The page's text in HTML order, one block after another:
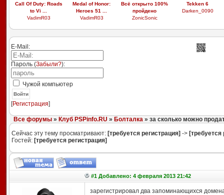
Call Of Duty: Roads
to Vi ...
VadimR03
Medal of Honor:
Heroes 51 ...
VadimR03
Всё открыто 100%
пройдено
ZonicSonic
Tekken 6
Darken_0090
E-Mail:
Пароль (Забыли?):
Чужой компьютер
Войти
[Регистрация]
Все форумы» Клуб PSPinfo.RU » Болталка» за сколько можно
Сейчас эту тему просматривают: [требуется регистрация] -> [требуется
Гостей: [требуется регистрация]
#1 Добавлено: 4 февраля 2013 21:42
зарегистрировал два запоминающихся